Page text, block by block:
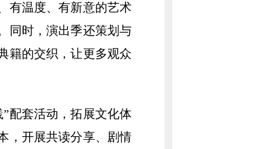
有温度、有新意的艺术
同时，演出季还策划与
籍的交织，让更多观众
配套活动，拓展文化体
，开展共读分享、剧情